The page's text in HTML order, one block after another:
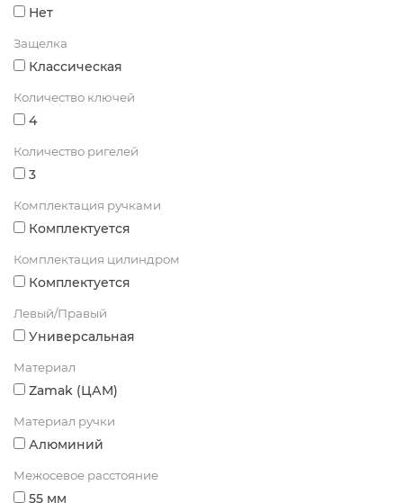
Нет
Защелка
Классическая
Количество ключей
4
Количество ригелей
3
Комплектация ручками
Комплектуется
Комплектация цилиндром
Комплектуется
Левый/Правый
Универсальная
Материал
Zamak (ЦАМ)
Материал ручки
Алюминий
Межосевое расстояние
55 мм